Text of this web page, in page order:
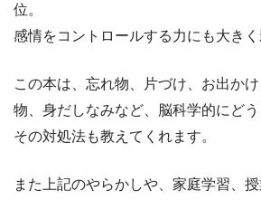
位。
感情をコントロールする力にも大きく
この本は、忘れ物、片づけ、お出か
物、身だしなみなど、脳科学的にどう
その対処法も教えてくれます。
また上記のやらかしや、家庭学習、